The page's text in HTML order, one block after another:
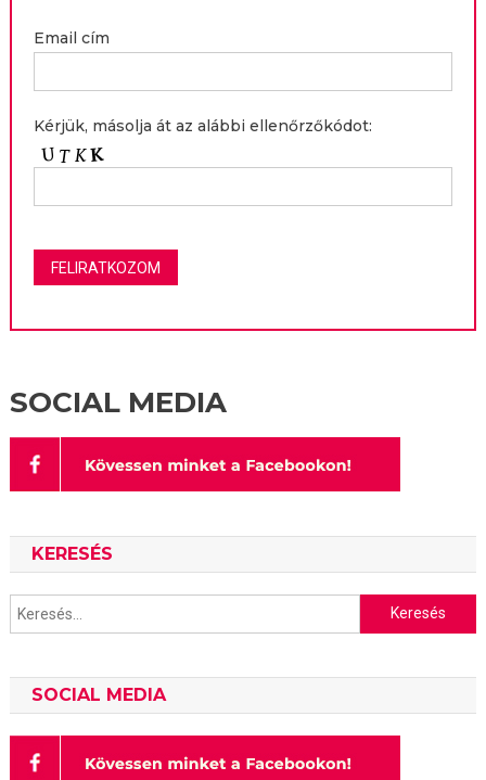
Email cím
Kérjük, másolja át az alábbi ellenőrzőkódot:
SOCIAL MEDIA
KERESÉS
Keresés:
SOCIAL MEDIA